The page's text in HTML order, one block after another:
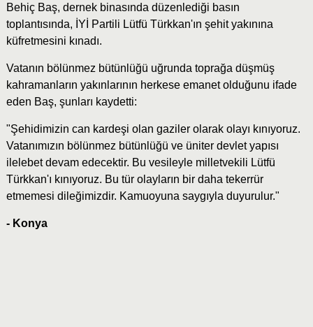
Behiç Baş, dernek binasında düzenlediği basın
toplantısında, İYİ Partili Lütfü Türkkan'ın şehit yakınına
küfretmesini kınadı.
Vatanın bölünmez bütünlüğü uğrunda toprağa düşmüş
kahramanların yakınlarının herkese emanet olduğunu ifade
eden Baş, şunları kaydetti:
"Şehidimizin can kardeşi olan gaziler olarak olayı kınıyoruz.
Vatanımızın bölünmez bütünlüğü ve üniter devlet yapısı
ilelebet devam edecektir. Bu vesileyle milletvekili Lütfü
Türkkan'ı kınıyoruz. Bu tür olayların bir daha tekerrür
etmemesi dileğimizdir. Kamuoyuna saygıyla duyurulur."
- Konya